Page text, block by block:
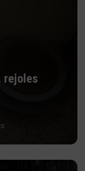
rejoles